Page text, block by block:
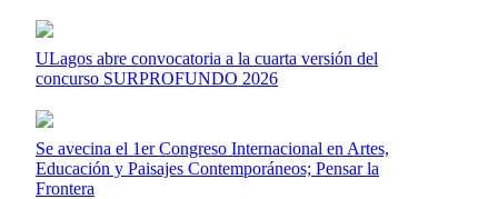
ULagos abre convocatoria a la cuarta versión del
concurso SURPROFUNDO 2026
Se avecina el 1er Congreso Internacional en Artes,
Educación y Paisajes Contemporáneos; Pensar la
Frontera